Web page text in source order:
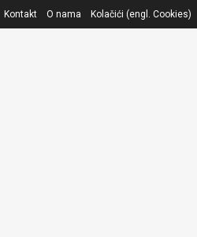
Kontakt O nama Kolačići (engl. Cookies)